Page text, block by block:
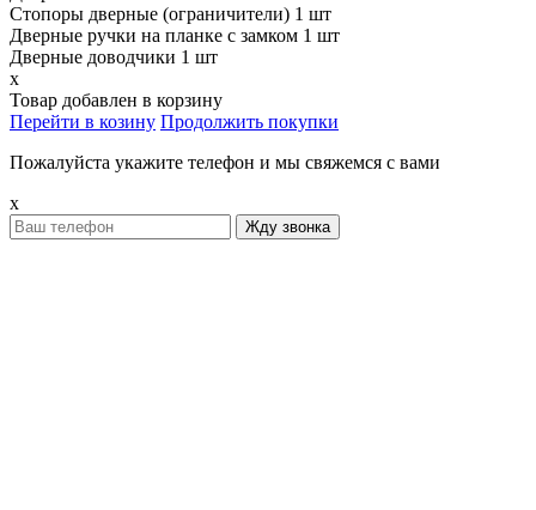
Стопоры дверные (ограничители) 1 шт
Дверные ручки на планке с замком 1 шт
Дверные доводчики 1 шт
x
Товар добавлен в корзину
Перейти в козину Продолжить покупки
Пожалуйста укажите телефон и мы свяжемся с вами
x
Жду звонка